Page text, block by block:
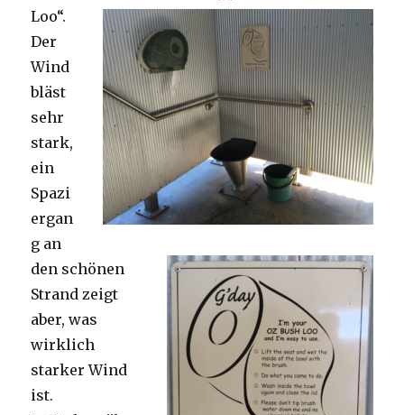
Loo“.
Der
Wind
bläst
sehr
stark,
ein
Spazi
ergan
g an
den schönen
Strand zeigt
aber, was
wirklich
starker Wind
ist.